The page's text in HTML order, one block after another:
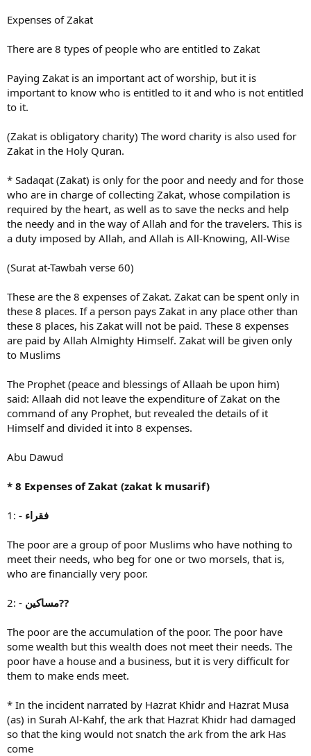
Expenses of Zakat
There are 8 types of people who are entitled to Zakat
Paying Zakat is an important act of worship, but it is
important to know who is entitled to it and who is not entitled
to it.
(Zakat is obligatory charity) The word charity is also used for
Zakat in the Holy Quran.
* Sadaqat (Zakat) is only for the poor and needy and for those
who are in charge of collecting Zakat, whose compilation is
required by the heart, as well as to save the necks and help
the needy and in the way of Allah and for the travelers. This is
a duty imposed by Allah, and Allah is All-Knowing, All-Wise
(Surat at-Tawbah verse 60)
These are the 8 expenses of Zakat. Zakat can be spent only in
these 8 places. If a person pays Zakat in any place other than
these 8 places, his Zakat will not be paid. These 8 expenses
are paid by Allah Almighty Himself. Zakat will be given only
to Muslims
The Prophet (peace and blessings of Allaah be upon him)
said: Allaah did not leave the expenditure of Zakat on the
command of any Prophet, but revealed the details of it
Himself and divided it into 8 expenses.
Abu Dawud
* 8 Expenses of Zakat (zakat k musarif)
1: - فقراء
The poor are a group of poor Muslims who have nothing to
meet their needs, who beg for one or two morsels, that is,
who are financially very poor.
2: - مساکین⁇
The poor are the accumulation of the poor. The poor have
some wealth but this wealth does not meet their needs. The
poor have a house and a business, but it is very difficult for
them to make ends meet.
* In the incident narrated by Hazrat Khidr and Hazrat Musa
(as) in Surah Al-Kahf, the ark that Hazrat Khidr had damaged
so that the king would not snatch the ark from the ark Has
come